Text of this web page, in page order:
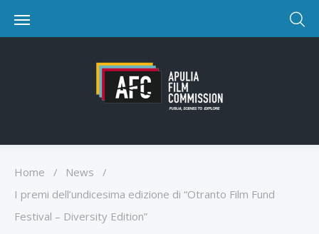
Home / News
/
I premi dell’undicesima edizione di “Otranto Film Fund
Festival – Diversity Edition”